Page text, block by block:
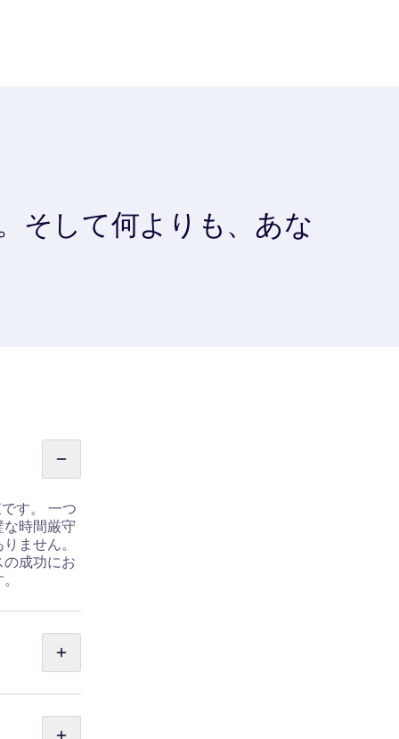
そして何よりも、あな
す。 一つ
時間厳守
ません。
成功にお
グラムを